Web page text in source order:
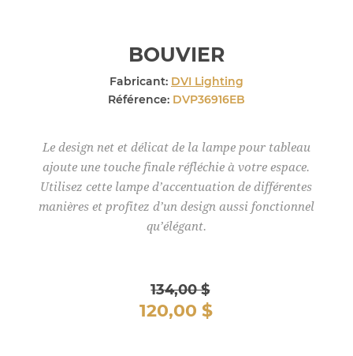
BOUVIER
Fabricant: DVI Lighting
Référence: DVP36916EB
Le design net et délicat de la lampe pour tableau
ajoute une touche finale réfléchie à votre espace.
Utilisez cette lampe d’accentuation de différentes
manières et profitez d’un design aussi fonctionnel
qu’élégant.
134,00 $
120,00 $